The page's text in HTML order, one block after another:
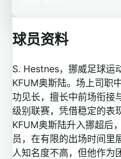
球员资料
S. Hestnes，挪威足球运
KFUM奥斯陆。场上司职
功见长，擅长中前场衔接
级别联赛，凭借稳定的表
KFUM奥斯陆升入挪超后
员，在有限的出场时间里
人知名度不高，但他作为